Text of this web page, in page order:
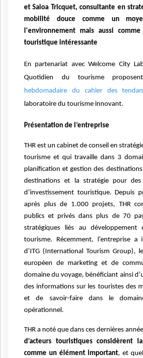
et Saioa Tricquet, consultante en
mobilité douce comme un
l'environnement mais aussi
touristique intéressante
En partenariat avec Welcome City
Quotidien du tourisme
hebdomadaire du cahier des
laboratoire du tourisme innovant.
Présentation de l’entreprise
THR est un cabinet de conseil en
tourisme et qui travaille dans 3
planification et gestion des
destinations et la stratégie pour
d’investissement touristique. Depuis
après plus de 1.000 projets, THR
publics et privés dans plus de 70
stratégiques liés au développement
tourisme. Récemment, l’entreprise a
d’ITG (International Tourism Group),
européen de marketing et de
domaine du voyage, bénéficiant ainsi
des informations sur les touristes des
et de savoir-faire dans le
opérationnel.
THR a noté que dans ces dernières
d’acteurs touristiques considèrent
comme un élément important, et